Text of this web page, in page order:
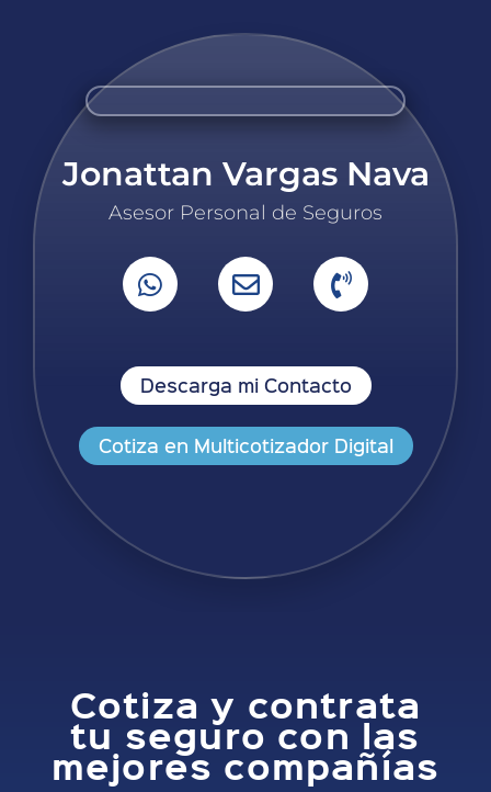
Jonattan Vargas Nava
Asesor Personal de Seguros
Descarga mi Contacto
Cotiza en Multicotizador Digital
Cotiza y contrata
tu seguro con las
mejores compañías